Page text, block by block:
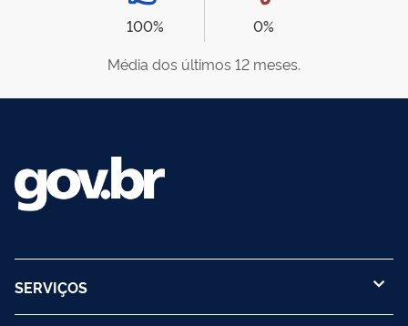
100%
0%
Média dos últimos 12 meses.
SERVIÇOS